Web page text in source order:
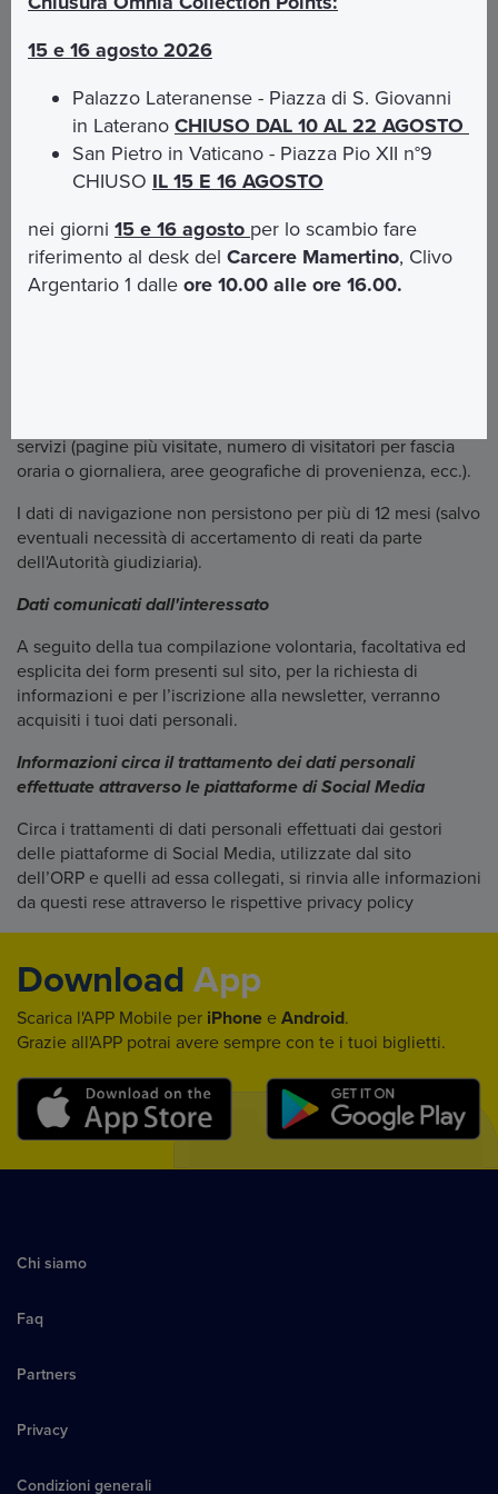
Sono predisposte specifiche informative privacy per
l’organizzazione e la partecipazione ai viaggi e
pellegrinaggi.
Per esercitare i tuoi diritti puoi rivolgerti all’Opera Romana
Pellegrinaggi alla mailprivacyorp@orpnet.org
Di seguito la descrizione della tipologia di dati trattati.
I sistemi informatici e le procedure software preposte al
funzionamento di questo sito acquisiscono, nel corso del
servizi (pagine più visitate, numero di visitatori per fascia
oraria o giornaliera, aree geografiche di provenienza, ecc.).
I dati di navigazione non persistono per più di 12 mesi (salvo
eventuali necessità di accertamento di reati da parte
dell'Autorità giudiziaria).
Dati comunicati dall'interessato
A seguito della tua compilazione volontaria, facoltativa ed
esplicita dei form presenti sul sito, per la richiesta di
informazioni e per l’iscrizione alla newsletter, verranno
acquisiti i tuoi dati personali.
Informazioni circa il trattamento dei dati personali
effettuate attraverso le piattaforme di Social Media
Circa i trattamenti di dati personali effettuati dai gestori
delle piattaforme di Social Media, utilizzate dal sito
dell’ORP e quelli ad essa collegati, si rinvia alle informazioni
da questi rese attraverso le rispettive privacy policy
Download App
Scarica l'APP Mobile per iPhone e Android.
Grazie all'APP potrai avere sempre con te i tuoi biglietti.
Chi siamo
Faq
Partners
Privacy
Condizioni generali
15 e 16 agosto 2026
Palazzo Lateranense - Piazza di S. Giovanni
in LateranoCHIUSO DAL 10 AL 22 AGOSTO
San Pietro in Vaticano - Piazza Pio XII n°9
CHIUSO IL 15 E 16 AGOSTO
nei giorni15 e 16 agosto per lo scambio fare
riferimento al desk delCarcere Mamertino, Clivo
Argentario 1 dalleore 10.00 alle ore 16.00.